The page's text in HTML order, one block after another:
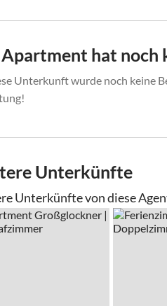
Apartment hat noch
Unterkunft wurde noch keine
Unterkünfte
Unterkünfte von diese